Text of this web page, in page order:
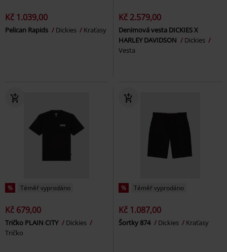
Kč 1.039,00
Pelican Rapids Dickies Kraťasy
Kč 2.579,00
Denimová vesta DICKIES X
HARLEY DAVIDSON
Dickies
Vesta
% Téměř vyprodáno
Kč 679,00
Tričko PLAIN CITY
Dickies
Tričko
% Téměř vyprodáno
Kč 1.087,00
Šortky 874 Dickies Kraťasy